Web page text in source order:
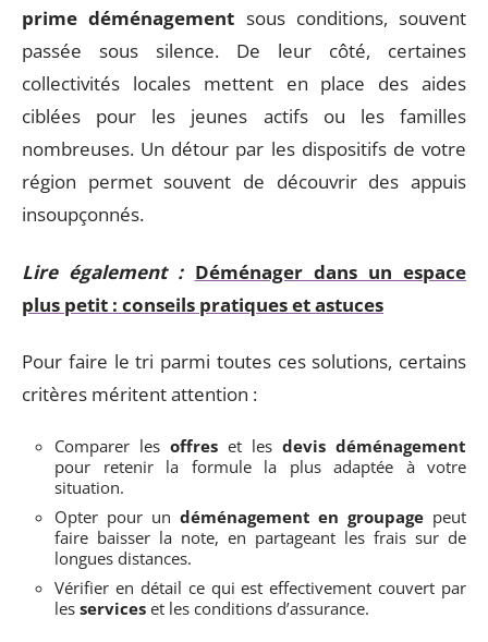
prime déménagement sous conditions, souvent
passée sous silence. De leur côté, certaines
collectivités locales mettent en place des aides
ciblées pour les jeunes actifs ou les familles
nombreuses. Un détour par les dispositifs de votre
région permet souvent de découvrir des appuis
insoupçonnés.
Lire également : Déménager dans un espace
plus petit : conseils pratiques et astuces
Pour faire le tri parmi toutes ces solutions, certains
critères méritent attention :
Comparer les offres et les devis déménagement
pour retenir la formule la plus adaptée à votre
situation.
Opter pour un déménagement en groupage peut
faire baisser la note, en partageant les frais sur de
longues distances.
Vérifier en détail ce qui est effectivement couvert par
les services et les conditions d’assurance.